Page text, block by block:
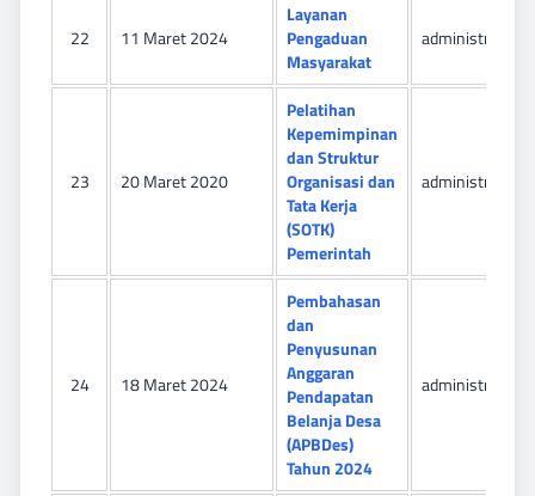
22 11 Maret 2024
Layanan
Pengaduan
Masyarakat
administrator
23 20 Maret 2020
Pelatihan
Kepemimpinan
dan Struktur
Organisasi dan
Tata Kerja
(SOTK)
Pemerintah
administrator
24 18 Maret 2024
Pembahasan
dan
Penyusunan
Anggaran
Pendapatan
Belanja Desa
(APBDes)
Tahun 2024
administrator